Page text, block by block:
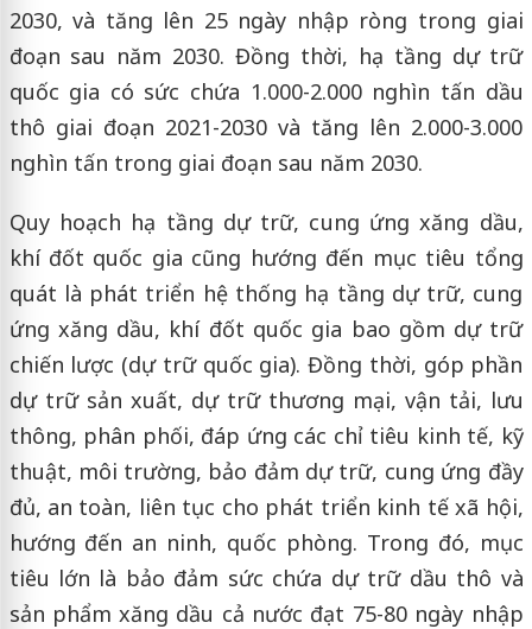
2030, và tăng lên 25 ngày nhập ròng trong giai
đoạn sau năm 2030. Đồng thời, hạ tầng dự trữ
quốc gia có sức chứa 1.000-2.000 nghìn tấn dầu
thô giai đoạn 2021-2030 và tăng lên 2.000-3.000
nghìn tấn trong giai đoạn sau năm 2030.
Quy hoạch hạ tầng dự trữ, cung ứng xăng dầu,
khí đốt quốc gia cũng hướng đến mục tiêu tổng
quát là phát triển hệ thống hạ tầng dự trữ, cung
ứng xăng dầu, khí đốt quốc gia bao gồm dự trữ
chiến lược (dự trữ quốc gia). Đồng thời, góp phần
dự trữ sản xuất, dự trữ thương mại, vận tải, lưu
thông, phân phối, đáp ứng các chỉ tiêu kinh tế, kỹ
thuật, môi trường, bảo đảm dự trữ, cung ứng đầy
đủ, an toàn, liên tục cho phát triển kinh tế xã hội,
hướng đến an ninh, quốc phòng. Trong đó, mục
tiêu lớn là bảo đảm sức chứa dự trữ dầu thô và
sản phẩm xăng dầu cả nước đạt 75-80 ngày nhập